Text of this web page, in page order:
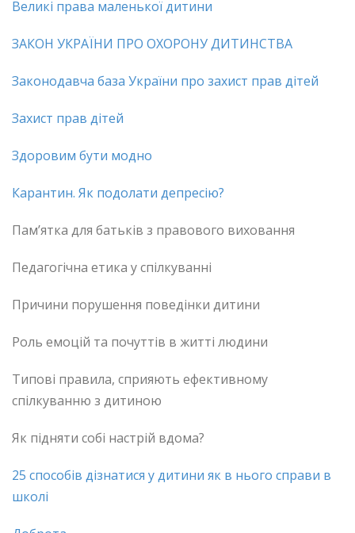
Великі права маленької дитини
ЗАКОН УКРАЇНИ ПРО ОХОРОНУ ДИТИНСТВА
Законодавча база України про захист прав дiтей
Захист прав дітей
Здоровим бути модно
Карантин. Як подолати депресію?
Пам’ятка для батьків з правового виховання
Педагогічна етика у спілкуванні
Причини порушення поведінки дитини
Роль емоцій та почуттів в житті людини
Типові правила, сприяють ефективному
спілкуванню з дитиною
Як підняти собі настрій вдома?
25 способів дізнатися у дитини як в нього справи в
школі